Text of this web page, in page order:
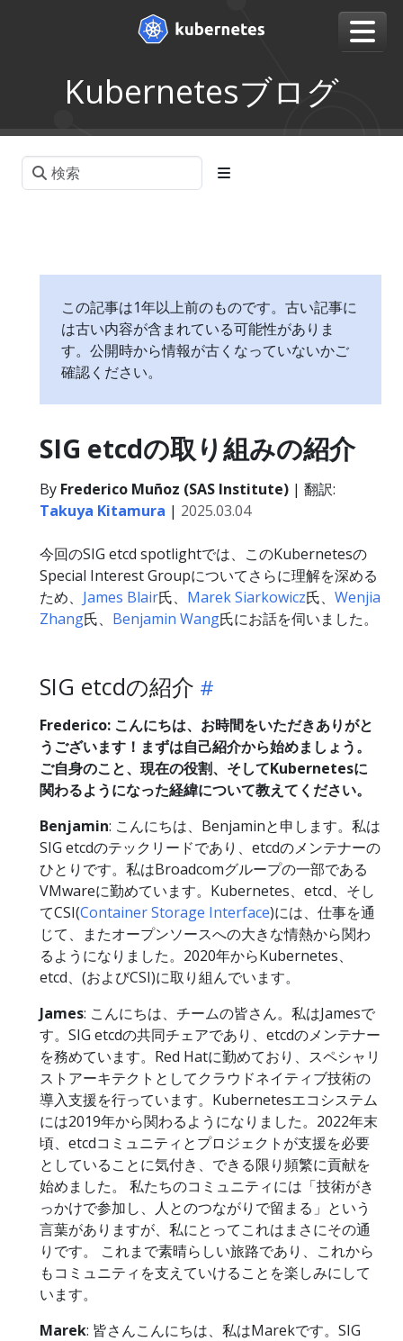
Kubernetesブログ
この記事は1年以上前のものです。古い記事に
は古い内容が含まれている可能性がありま
す。公開時から情報が古くなっていないかご
確認ください。
SIG etcdの取り組みの紹介
By Frederico Muñoz (SAS Institute) | 翻訳:
Takuya Kitamura | 2025.03.04
今回のSIG etcd spotlightでは、このKubernetesの
Special Interest Groupについてさらに理解を深める
ため、 James Blair氏、 Marek Siarkowicz氏、 Wenjia
Zhang氏、 Benjamin Wang氏にお話を伺いました。
SIG etcdの紹介
Frederico: こんにちは、お時間をいただきありがと
うございます！まずは自己紹介から始めましょう。
ご自身のこと、現在の役割、そしてKubernetesに
関わるようになった経緯について教えてください。
Benjamin: こんにちは、Benjaminと申します。私は
SIG etcdのテックリードであり、etcdのメンテナーの
ひとりです。私はBroadcomグループの一部である
VMwareに勤めています。Kubernetes、etcd、そし
てCSI(Container Storage Interface)には、仕事を通
じて、またオープンソースへの大きな情熱から関わ
るようになりました。2020年からKubernetes、
etcd、(およびCSI)に取り組んでいます。
James: こんにちは、チームの皆さん。私はJamesで
す。SIG etcdの共同チェアであり、etcdのメンテナー
を務めています。Red Hatに勤めており、スペシャリ
ストアーキテクトとしてクラウドネイティブ技術の
導入支援を行っています。Kubernetesエコシステム
には2019年から関わるようになりました。2022年末
頃、etcdコミュニティとプロジェクトが支援を必要
としていることに気付き、できる限り頻繁に貢献を
始めました。 私たちのコミュニティには「技術がき
っかけで参加し、人とのつながりで留まる」という
言葉がありますが、私にとってこれはまさにその通
りです。 これまで素晴らしい旅路であり、これから
もコミュニティを支えていけることを楽しみにして
います。
Marek: 皆さんこんにちは、私はMarekです。SIG